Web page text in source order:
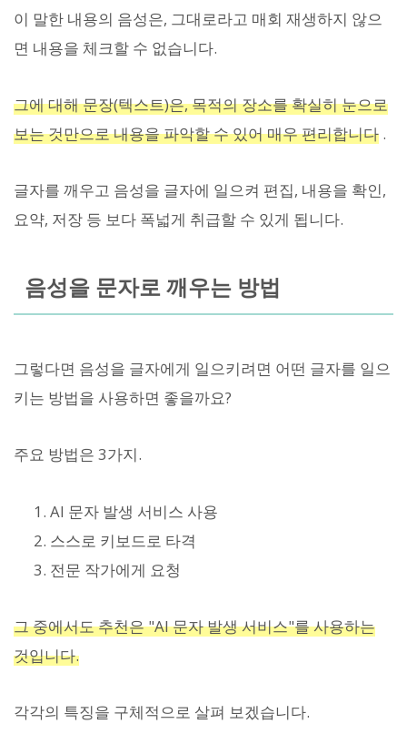
이 말한 내용의 음성은, 그대로라고 매회 재생하지 않으
면 내용을 체크할 수 없습니다.
그에 대해 문장(텍스트)은, 목적의 장소를 확실히 눈으로
보는 것만으로 내용을 파악할 수 있어 매우 편리합니다 .
글자를 깨우고 음성을 글자에 일으켜 편집, 내용을 확인,
요약, 저장 등 보다 폭넓게 취급할 수 있게 됩니다.
음성을 문자로 깨우는 방법
그렇다면 음성을 글자에게 일으키려면 어떤 글자를 일으
키는 방법을 사용하면 좋을까요?
주요 방법은 3가지.
AI 문자 발생 서비스 사용
스스로 키보드로 타격
전문 작가에게 요청
그 중에서도 추천은 "AI 문자 발생 서비스"를 사용하는
것입니다.
각각의 특징을 구체적으로 살펴 보겠습니다.